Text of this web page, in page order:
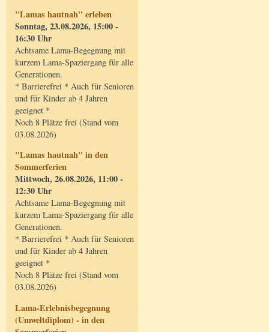
"Lamas hautnah" erleben
Sonntag, 23.08.2026, 15:00 -
16:30 Uhr
Achtsame Lama-Begegnung mit
kurzem Lama-Spaziergang für alle
Generationen.
* Barrierefrei * Auch für Senioren
und für Kinder ab 4 Jahren
geeignet *
Noch 8 Plätze frei (Stand vom
03.08.2026)
"Lamas hautnah" in den
Sommerferien
Mittwoch, 26.08.2026, 11:00 -
12:30 Uhr
Achtsame Lama-Begegnung mit
kurzem Lama-Spaziergang für alle
Generationen.
* Barrierefrei * Auch für Senioren
und für Kinder ab 4 Jahren
geeignet *
Noch 8 Plätze frei (Stand vom
03.08.2026)
Lama-Erlebnisbegegnung
(Umweltdiplom) - in den